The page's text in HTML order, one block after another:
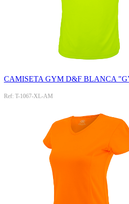
CAMISETA GYM D&F BLANCA
Ref: T-1067-XL-AM